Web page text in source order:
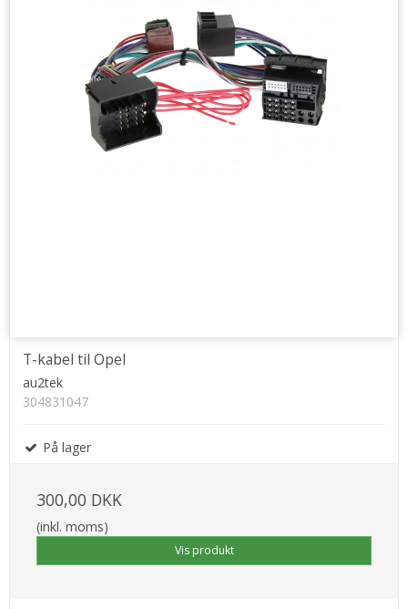
T-kabel til Opel
au2tek
304831047
På lager
300,00 DKK
(inkl. moms)
Vis produkt